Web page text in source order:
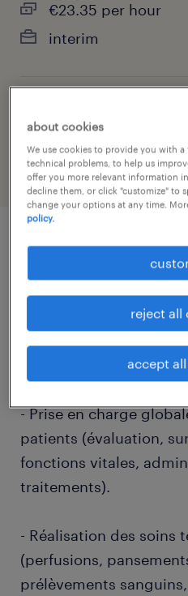
€23.35 per hour
interim
descriptif du poste
Vos missions
- Prise en charge
patients (évaluation,
fonctions vitales,
traitements).
- Réalisation des soins
(perfusions,
prélèvements
about cookies
We use cookies to provide you with
technical problems, to help us
offer you more relevant information
decline them, or click "customize" to
change your options at any time.
policy.
reject all
accept